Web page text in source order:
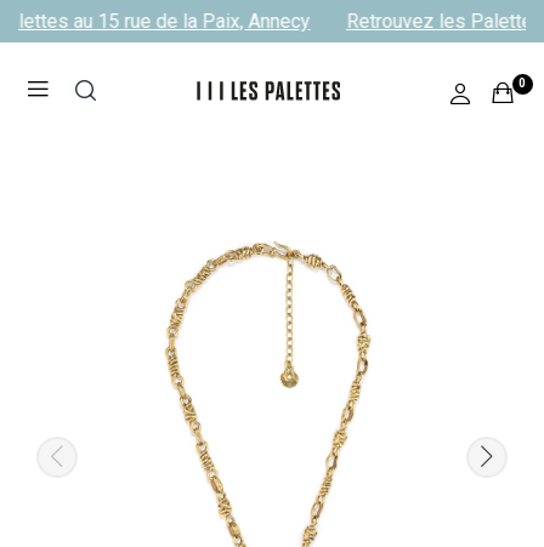
au 15 rue de la Paix, Annecy Retrouvez les Palettes
0